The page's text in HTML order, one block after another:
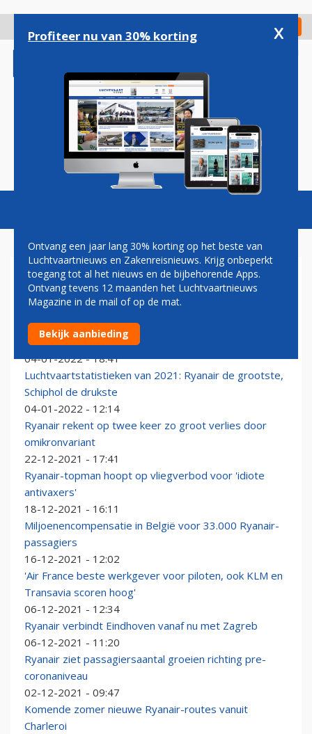
gaan
Check in
Magazine Podcasts Vacatures
RYANAIR
Koersen airlines schieten omhoog door positief
nieuws over omikron
04-01-2022 - 18:41
Luchtvaartstatistieken van 2021: Ryanair de grootste,
Schiphol de drukste
04-01-2022 - 12:14
Ryanair rekent op twee keer zo groot verlies door
omikronvariant
22-12-2021 - 17:41
Ryanair-topman hoopt op vliegverbod voor 'idiote
antivaxers'
18-12-2021 - 16:11
Miljoenencompensatie in België voor 33.000 Ryanair-
passagiers
16-12-2021 - 12:02
'Air France beste werkgever voor piloten, ook KLM en
Transavia scoren hoog'
06-12-2021 - 12:34
Ryanair verbindt Eindhoven vanaf nu met Zagreb
06-12-2021 - 11:20
Ryanair ziet passagiersaantal groeien richting pre-
coronaniveau
02-12-2021 - 09:47
Komende zomer nieuwe Ryanair-routes vanuit
Charleroi
Profiteer nu van 30% korting x
Ontvang een jaar lang 30% korting op het beste van
Luchtvaartnieuws en Zakenreisnieuws. Krijg onbeperkt
toegang tot al het nieuws en de bijbehorende Apps.
Ontvang tevens 12 maanden het Luchtvaartnieuws
Magazine in de mail of op de mat.
Bekijk aanbieding